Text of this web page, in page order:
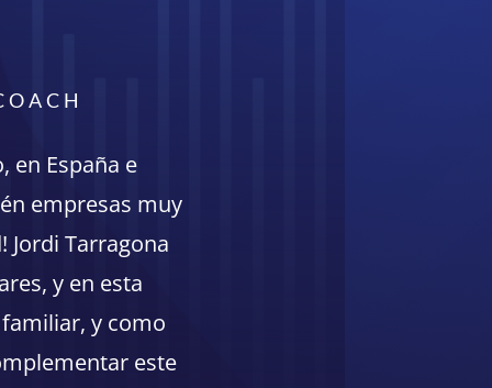
en España e
empresas muy
Tarragona
y en esta
y como
este